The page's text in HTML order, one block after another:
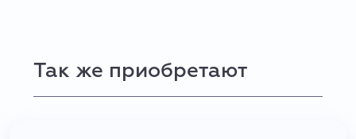
Так же приобретают